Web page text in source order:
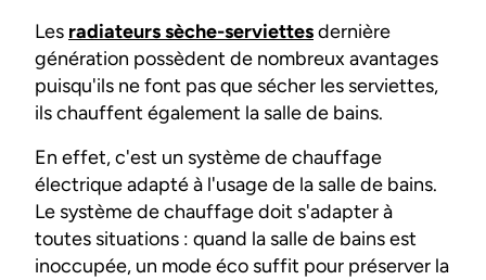
Les radiateurs sèche-serviettesdernière
génération possèdent de nombreux avantages
puisqu'ils ne font pas que sécher les serviettes,
ils chauffent également la salle de bains.
En effet, c'est un système de chauffage
électrique adapté à l'usage de la salle de bains.
Le système de chauffage doit s'adapter à
toutes situations : quand la salle de bains est
inoccupée, un mode éco suffit pour préserver la